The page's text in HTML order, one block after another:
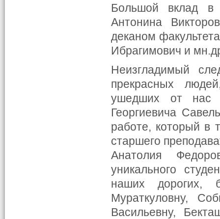
Большой вклад в
Антонина
деканом
Ибрагимович и
Неизгладимый
прекрасных
ушедших от нас
Георгиевича
работе, который в
старшего
Анатолия
уникального
наших дорогих,
Мураткуловну,
Васильевну,